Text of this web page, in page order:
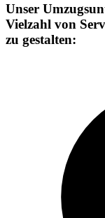
Unser
Vielzahl von
zu gestalten: